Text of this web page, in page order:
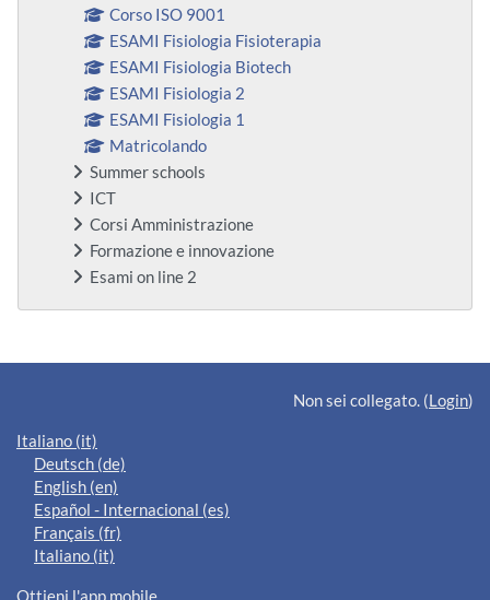
Corso ISO 9001
ESAMI Fisiologia Fisioterapia
ESAMI Fisiologia Biotech
ESAMI Fisiologia 2
ESAMI Fisiologia 1
Matricolando
Summer schools
ICT
Corsi Amministrazione
Formazione e innovazione
Esami on line 2
Blocchi supplementari
Non sei collegato. (Login)
Italiano ‎(it)‎
Deutsch ‎(de)‎
English ‎(en)‎
Español - Internacional ‎(es)‎
Français ‎(fr)‎
Italiano ‎(it)‎
Ottieni l'app mobile